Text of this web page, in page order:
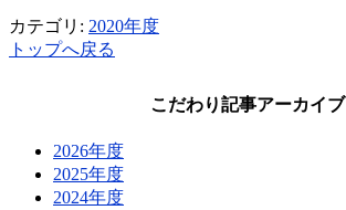
カテゴリ: 2020年度
トップへ戻る
こだわり記事アーカイブ
2026年度
2025年度
2024年度